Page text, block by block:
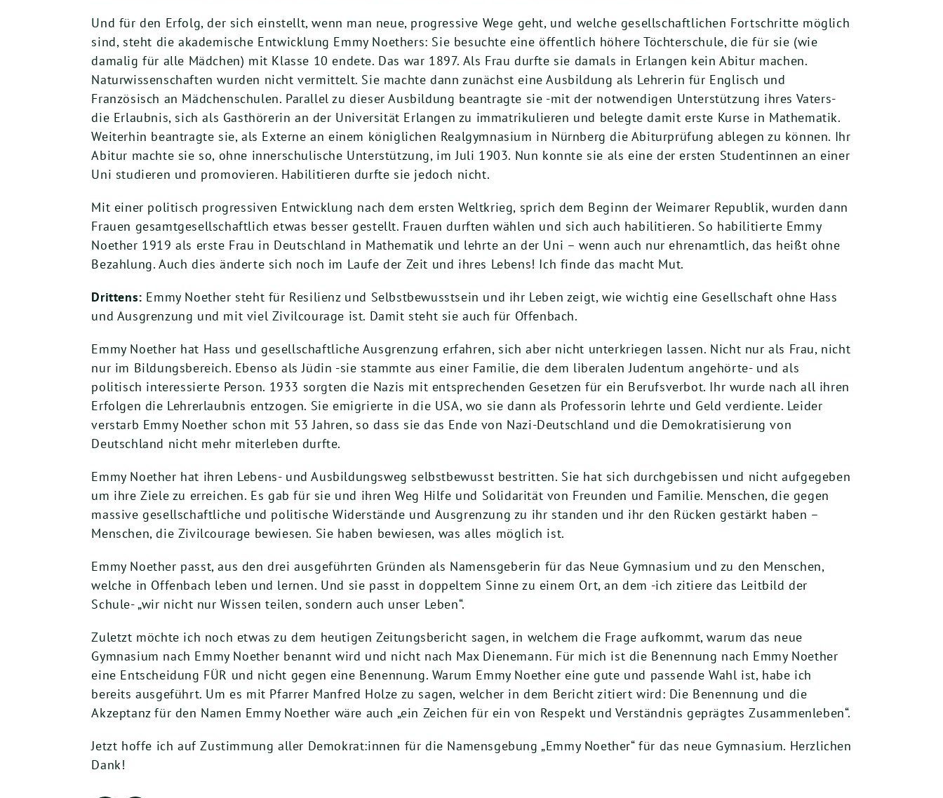
Und für den Erfolg, der sich einstellt, wenn man neue, progressive Wege geht, und welche gesellschaftlichen Fortschritte möglich
sind, steht die akademische Entwicklung Emmy Noethers: Sie besuchte eine öffentlich höhere Töchterschule, die für sie (wie
damalig für alle Mädchen) mit Klasse 10 endete. Das war 1897. Als Frau durfte sie damals in Erlangen kein Abitur machen.
Naturwissenschaften wurden nicht vermittelt. Sie machte dann zunächst eine Ausbildung als Lehrerin für Englisch und
Französisch an Mädchenschulen. Parallel zu dieser Ausbildung beantragte sie -mit der notwendigen Unterstützung ihres Vaters-
die Erlaubnis, sich als Gasthörerin an der Universität Erlangen zu immatrikulieren und belegte damit erste Kurse in Mathematik.
Weiterhin beantragte sie, als Externe an einem königlichen Realgymnasium in Nürnberg die Abiturprüfung ablegen zu können. Ihr
Abitur machte sie so, ohne innerschulische Unterstützung, im Juli 1903. Nun konnte sie als eine der ersten Studentinnen an einer
Uni studieren und promovieren. Habilitieren durfte sie jedoch nicht.
Mit einer politisch progressiven Entwicklung nach dem ersten Weltkrieg, sprich dem Beginn der Weimarer Republik, wurden dann
Frauen gesamtgesellschaftlich etwas besser gestellt. Frauen durften wählen und sich auch habilitieren. So habilitierte Emmy
Noether 1919 als erste Frau in Deutschland in Mathematik und lehrte an der Uni – wenn auch nur ehrenamtlich, das heißt ohne
Bezahlung. Auch dies änderte sich noch im Laufe der Zeit und ihres Lebens! Ich finde das macht Mut.
Drittens: Emmy Noether steht für Resilienz und Selbstbewusstsein und ihr Leben zeigt, wie wichtig eine Gesellschaft ohne Hass
und Ausgrenzung und mit viel Zivilcourage ist. Damit steht sie auch für Offenbach.
Emmy Noether hat Hass und gesellschaftliche Ausgrenzung erfahren, sich aber nicht unterkriegen lassen. Nicht nur als Frau, nicht
nur im Bildungsbereich. Ebenso als Jüdin -sie stammte aus einer Familie, die dem liberalen Judentum angehörte- und als
politisch interessierte Person. 1933 sorgten die Nazis mit entsprechenden Gesetzen für ein Berufsverbot. Ihr wurde nach all ihren
Erfolgen die Lehrerlaubnis entzogen. Sie emigrierte in die USA, wo sie dann als Professorin lehrte und Geld verdiente. Leider
verstarb Emmy Noether schon mit 53 Jahren, so dass sie das Ende von Nazi-Deutschland und die Demokratisierung von
Deutschland nicht mehr miterleben durfte.
Emmy Noether hat ihren Lebens- und Ausbildungsweg selbstbewusst bestritten. Sie hat sich durchgebissen und nicht aufgegeben
um ihre Ziele zu erreichen. Es gab für sie und ihren Weg Hilfe und Solidarität von Freunden und Familie. Menschen, die gegen
massive gesellschaftliche und politische Widerstände und Ausgrenzung zu ihr standen und ihr den Rücken gestärkt haben –
Menschen, die Zivilcourage bewiesen. Sie haben bewiesen, was alles möglich ist.
Emmy Noether passt, aus den drei ausgeführten Gründen als Namensgeberin für das Neue Gymnasium und zu den Menschen,
welche in Offenbach leben und lernen. Und sie passt in doppeltem Sinne zu einem Ort, an dem -ich zitiere das Leitbild der
Schule- „wir nicht nur Wissen teilen, sondern auch unser Leben“.
Zuletzt möchte ich noch etwas zu dem heutigen Zeitungsbericht sagen, in welchem die Frage aufkommt, warum das neue
Gymnasium nach Emmy Noether benannt wird und nicht nach Max Dienemann. Für mich ist die Benennung nach Emmy Noether
eine Entscheidung FÜR und nicht gegen eine Benennung. Warum Emmy Noether eine gute und passende Wahl ist, habe ich
bereits ausgeführt. Um es mit Pfarrer Manfred Holze zu sagen, welcher in dem Bericht zitiert wird: Die Benennung und die
Akzeptanz für den Namen Emmy Noether wäre auch „ein Zeichen für ein von Respekt und Verständnis geprägtes Zusammenleben“.
Jetzt hoffe ich auf Zustimmung aller Demokrat:innen für die Namensgebung „Emmy Noether“ für das neue Gymnasium. Herzlichen
Dank!